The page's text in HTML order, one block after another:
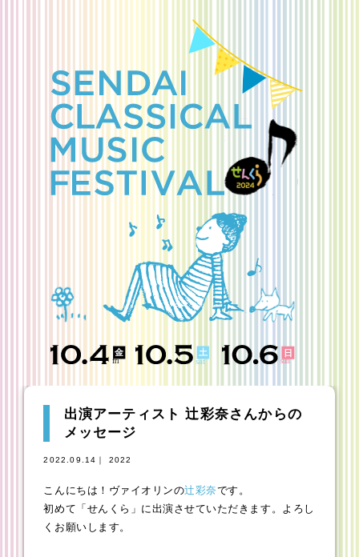
出演アーティスト 辻彩奈さんからの
メッセージ
2022.09.14｜ 2022
こんにちは！ヴァイオリンの辻彩奈です。
初めて「せんくら」に出演させていただきます。よろし
くお願いします。